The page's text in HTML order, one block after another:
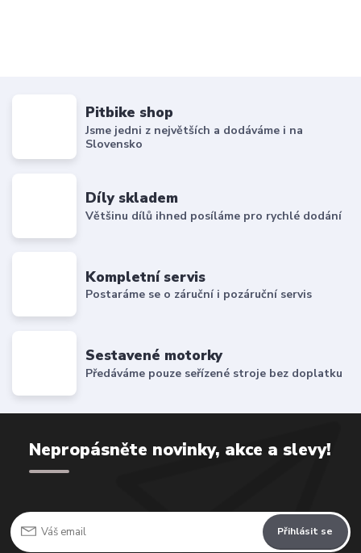
Pitbike shop
Jsme jedni z největších a dodáváme i na
Slovensko
Díly skladem
Většinu dílů ihned posíláme pro rychlé dodání
Kompletní servis
Postaráme se o záruční i pozáruční servis
Sestavené motorky
Předáváme pouze seřízené stroje bez doplatku
Nepropásněte novinky, akce a slevy!
Přihlásit se